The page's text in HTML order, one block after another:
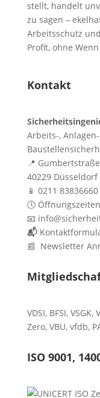
stellt, handelt
zu sagen –
Arbeitsschutz
Profit, ohne
Kontakt
Arbeits-,
📍
40229 Düsseldorf
📱 0211 83836660
🕔
📧
📬
📰 Newsletter
VDSI, BFSI, VSGK,
Zero, VBU, vfdb,
ISO 9001,